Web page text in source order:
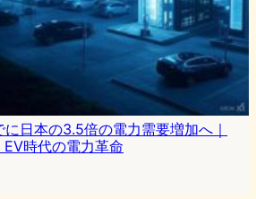
日本の3.5倍の電力需要増加へ｜
時代の電力革命